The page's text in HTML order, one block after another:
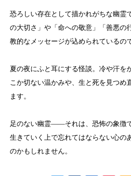
恐ろしい存在として描かれがちな幽霊
の大切さ」や「命への敬意」「善悪の
教的なメッセージが込められているの
夏の夜にふと耳にする怪談。冷や汗を
こか切ない温かみや、生と死を見つめ
ます。
足のない幽霊――それは、恐怖の象徴
生きていく上で忘れてはならない心の
のかもしれません。